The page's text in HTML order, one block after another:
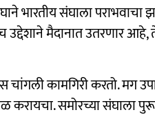
भारतीय संघाला पराभवाचा
उद्देशाने मैदानात उतरणार
कामगिरी करतो. मग
समोरच्या संघाला